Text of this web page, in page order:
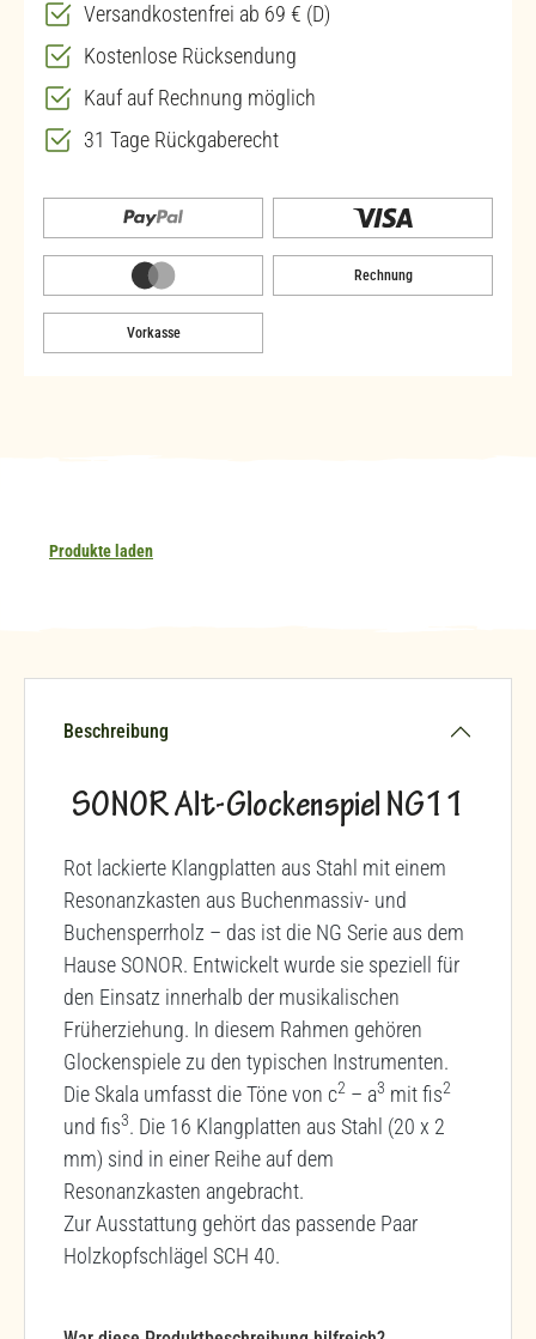
Versandkostenfrei ab 69 € (D)
Kostenlose Rücksendung
Kauf auf Rechnung möglich
31 Tage Rückgaberecht
Rechnung
Vorkasse
Produkte laden
Beschreibung
SONOR Alt-Glockenspiel NG11
Rot lackierte Klangplatten aus Stahl mit einem
Resonanzkasten aus Buchenmassiv- und
Buchensperrholz – das ist die NG Serie aus dem
Hause SONOR. Entwickelt wurde sie speziell für
den Einsatz innerhalb der musikalischen
Früherziehung. In diesem Rahmen gehören
Glockenspiele zu den typischen Instrumenten.
Die Skala umfasst die Töne von c2 – a3 mit fis2
und fis3. Die 16 Klangplatten aus Stahl (20 x 2
mm) sind in einer Reihe auf dem
Resonanzkasten angebracht.
Zur Ausstattung gehört das passende Paar
Holzkopfschlägel SCH 40.